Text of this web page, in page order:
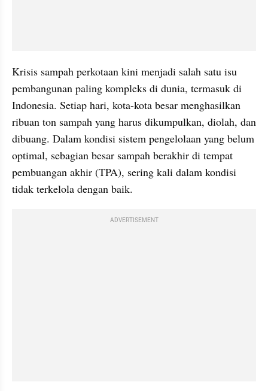
Krisis sampah perkotaan kini menjadi salah satu isu
pembangunan paling kompleks di dunia, termasuk di
Indonesia. Setiap hari, kota-kota besar menghasilkan
ribuan ton sampah yang harus dikumpulkan, diolah, dan
dibuang. Dalam kondisi sistem pengelolaan yang belum
optimal, sebagian besar sampah berakhir di tempat
pembuangan akhir (TPA), sering kali dalam kondisi
tidak terkelola dengan baik.
ADVERTISEMENT